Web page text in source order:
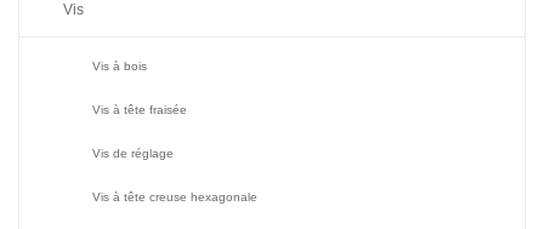
Vis
Vis à bois
Vis à tête fraisée
Vis de réglage
Vis à tête creuse hexagonale